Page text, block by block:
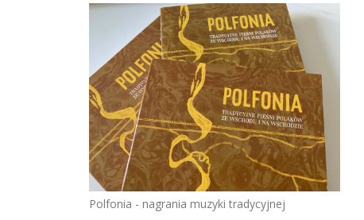
Polfonia - nagrania muzyki tradycyjnej